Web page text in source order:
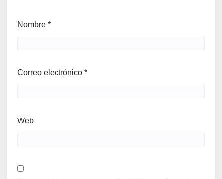
Nombre *
Correo electrónico *
Web